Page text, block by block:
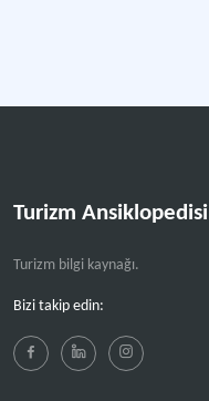
Turizm Ansiklopedisi
Turizm bilgi kaynağı.
Bizi takip edin: